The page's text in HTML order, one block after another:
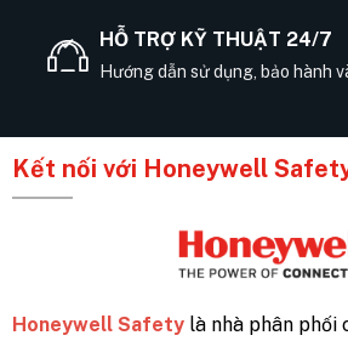
HỖ TRỢ KỸ THUẬT 24/7
Hướng dẫn sử dụng, bảo hành
Kết nối với Honeywell
Honeywell Safety là nhà phân phối